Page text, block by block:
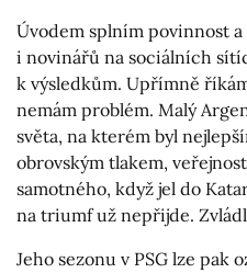
Úvodem splním povinnost
i novinářů na sociálních
k výsledkům. Upřímně
nemám problém. Malý
světa, na kterém byl
obrovským tlakem,
samotného, když jel do
na triumf už nepřijde.
Jeho sezonu v PSG lze pak